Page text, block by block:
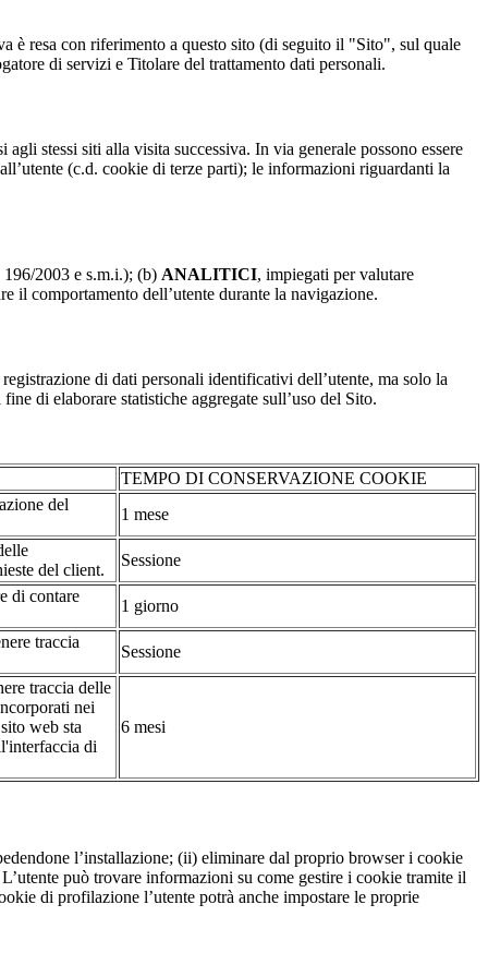
è resa con riferimento a questo sito (di seguito il "Sito", sul quale
di servizi e Titolare del trattamento dati personali.
stessi siti alla visita successiva. In via generale possono essere
(c.d. cookie di terze parti); le informazioni riguardanti la
2003 e s.m.i.); (b) ANALITICI, impiegati per valutare
il comportamento dell’utente durante la navigazione.
di dati personali identificativi dell’utente, ma solo la
di elaborare statistiche aggregate sull’uso del Sito.
TEMPO DI CONSERVAZIONE COOKIE
del
1 mese
del client.
Sessione
di contare
1 giorno
traccia
Sessione
traccia delle
nei
web sta
di
6 mesi
l’installazione; (ii) eliminare dal proprio browser i cookie
può trovare informazioni su come gestire i cookie tramite il
di profilazione l’utente potrà anche impostare le proprie